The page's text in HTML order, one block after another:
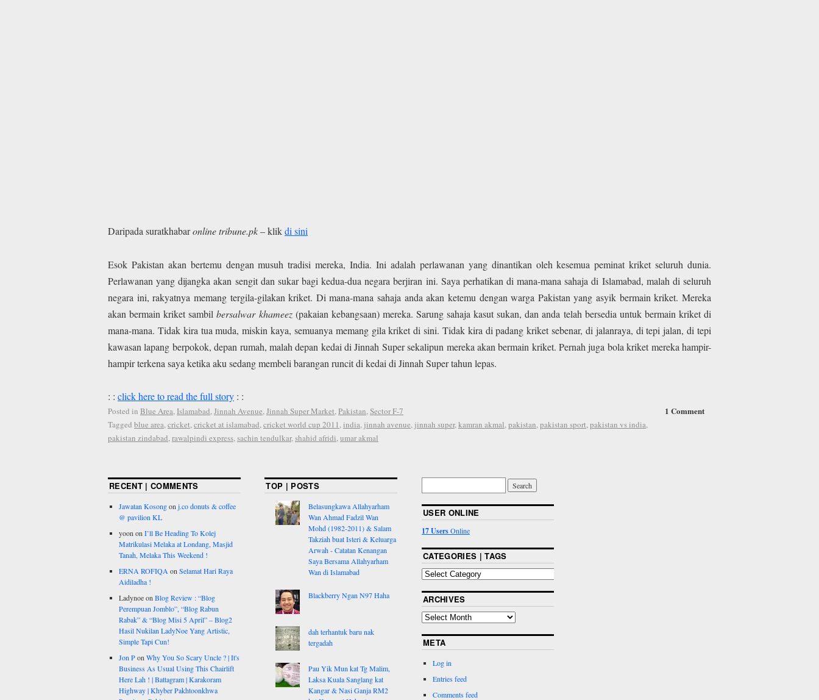
Daripada suratkhabaronline tribune.pk– klikdi sini
Esok Pakistan akan bertemu dengan musuh tradisi mereka, India. Ini adalah perlawanan yang dinantikan oleh kesemua peminat kriket seluruh dunia.
Perlawanan yang dijangka akan sengit dan sukar bagi kedua-dua negara berjiran ini. Saya perhatikan di mana-mana sahaja di Islamabad, malah di seluruh
negara ini, rakyatnya memang tergila-gilakan kriket. Di mana-mana sahaja anda akan ketemu dengan warga Pakistan yang asyik bermain kriket. Mereka
akan bermain kriket sambilbersalwar khameez(pakaian kebangsaan) mereka. Sarung sahaja kasut sukan, dan anda telah bersedia untuk bermain kriket di
mana-mana. Tidak kira tua muda, miskin kaya, semuanya memang gila kriket di sini. Tidak kira di padang kriket sebenar, di jalanraya, di tepi jalan, di tepi
kawasan lapang berpokok, depan rumah, malah depan kedai di Jinnah Super sekalipun mereka akan bermain kriket. Pernah juga bola kriket mereka hampir-
hampir terkena saya ketika aku sedang membeli barangan runcit di kedai di Jinnah Super tahun lepas.
: : click here to read the full story : :
1 Comment
Posted in Blue Area,Islamabad,Jinnah Avenue,Jinnah Super Market,Pakistan,Sector F-7
Tagged blue area,cricket,cricket at islamabad,cricket world cup 2011,india, jinnah avenue, jinnah super,kamran akmal,pakistan,pakistan sport,pakistan vs india,
pakistan zindabad,rawalpindi express,sachin tendulkar,shahid afridi,umar akmal
RECENT | COMMENTS
Jawatan Kosongon j.co donuts & coffee
@ pavilion KL
yoon on I’ll Be Heading To Kolej
Matrikulasi Melaka at Londang, Masjid
Tanah, Melaka This Weekend !
ERNA ROFIQA on Selamat Hari Raya
Aidiladha !
Ladynoeon Blog Review : “Blog
Perempuan Jomblo”, “Blog Rabun
Rabak” & “Blog Misi 5 April” – Blog2
Hasil Nukilan LadyNoe Yang Artistic,
Simple Tapi Cun!
Jon Pon Why You So Scary Uncle ? | It's
Business As Usual Using This Chairlift
Here Lah ! | Battagram | Karakoram
Highway | Khyber Pakhtoonkhwa
TOP | POSTS
Belasungkawa Allahyarham
Wan Ahmad Fadzil Wan
Mohd (1982-2011) & Salam
Takziah buat Isteri & Keluarga
Arwah - Catatan Kenangan
Saya Bersama Allahyarham
Wan di Islamabad
Blackberry Ngan N97 Haha
dah terhantuk baru nak
tergadah
Pau Yik Mun kat Tg Malim,
Laksa Kuala Sanglang kat
Kangar & Nasi Ganja RM2
USER ONLINE
17 UsersOnline
CATEGORIES | TAGS
ARCHIVES
META
Log in
Entries feed
Comments feed